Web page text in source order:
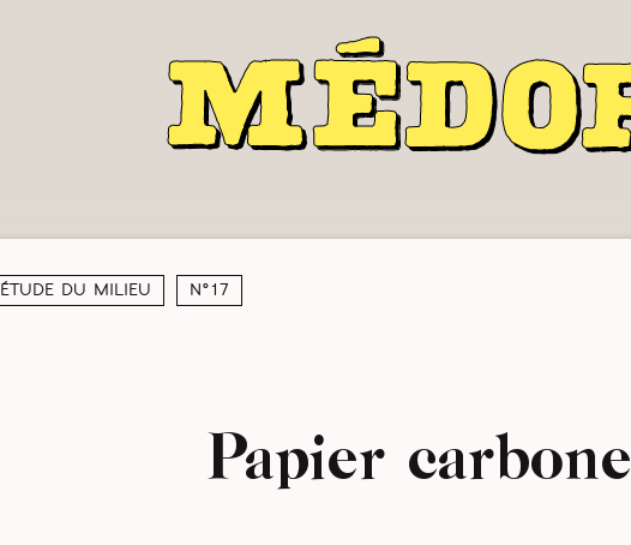
Étude du milieu N°17
Papier carbone